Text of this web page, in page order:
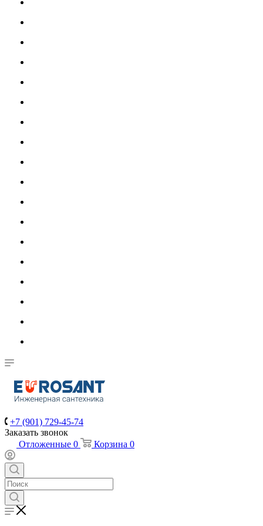
+7 (901) 729-45-74
Заказать звонок
Отложенные 0 Корзина 0